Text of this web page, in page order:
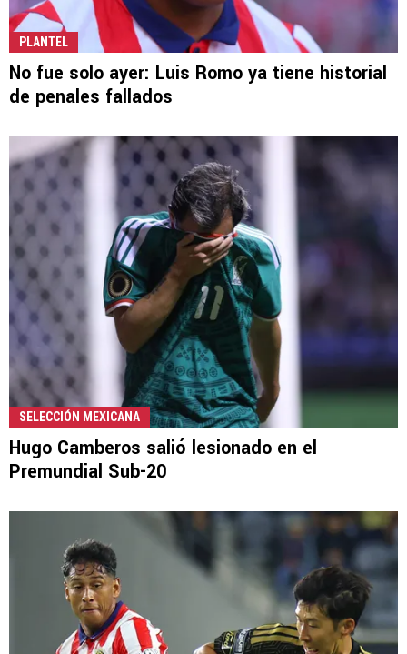
PLANTEL
No fue solo ayer: Luis Romo ya tiene historial
de penales fallados
SELECCIÓN MEXICANA
Hugo Camberos salió lesionado en el
Premundial Sub-20